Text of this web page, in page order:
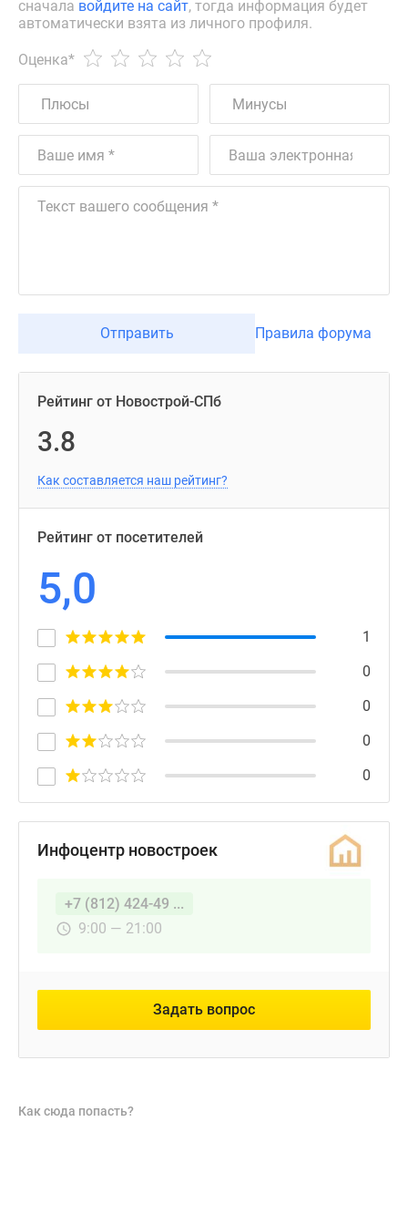
сначала войдите на сайт, тогда информация будет
автоматически взята из личного профиля.
Оценка*
Отправить Правила форума
Рейтинг от Новострой-СПб
3.8
Как составляется наш рейтинг?
Рейтинг от посетителей
5,0
1
0
0
0
0
Инфоцентр новостроек
+7 (812) 424-49 ...
9:00 — 21:00
Задать вопрос
Как сюда попасть?